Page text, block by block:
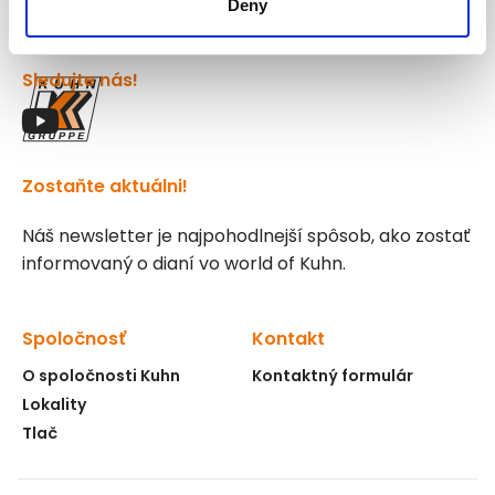
Deny
Zostaňte aktuálni!
Náš newsletter je najpohodlnejší spôsob, ako zostať
informovaný o dianí vo world of Kuhn.
Spoločnosť
O spoločnosti Kuhn
Lokality
Tlač
Kontakt
Kontaktný formulár
Sledujte nás!